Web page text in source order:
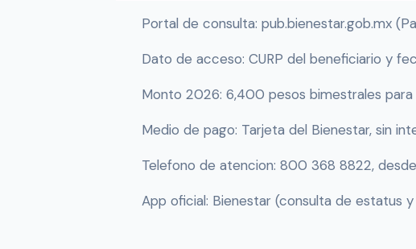
Portal de consulta: pub.bienestar.gob.mx
Dato de acceso: CURP del beneficiario y
Monto 2026: 6,400 pesos bimestrales
Medio de pago: Tarjeta del Bienestar, sin
Telefono de atencion: 800 368 8822,
App oficial: Bienestar (consulta de estatus